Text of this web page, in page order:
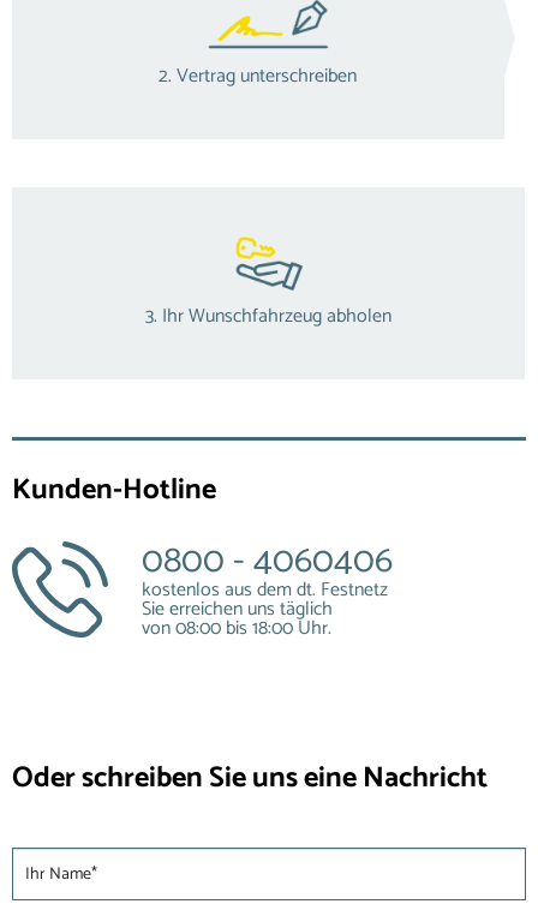
2. Vertrag unterschreiben
3. Ihr Wunschfahrzeug abholen
Kunden-Hotline
Oder schreiben Sie uns eine Nachricht
0800 - 4060406
kostenlos aus dem dt. Festnetz
Sie erreichen uns täglich
von 08:00 bis 18:00 Uhr.